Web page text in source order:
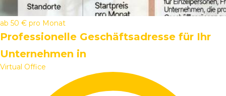
ab 50 € pro Monat
Professionelle Geschäftsadresse für Ihr
Unternehmen in
Virtual Office